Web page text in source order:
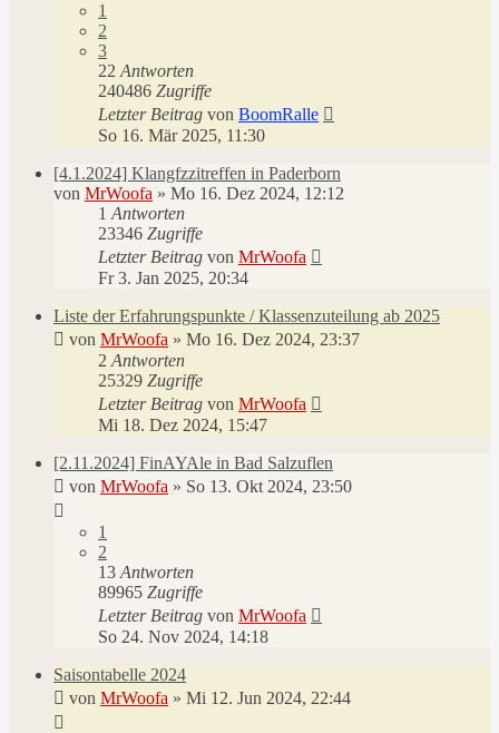
1
2
3
22 Antworten
240486 Zugriffe
Letzter Beitrag von BoomRalle
So 16. Mär 2025, 11:30
[4.1.2024] Klangfzzitreffen in Paderborn
von MrWoofa » Mo 16. Dez 2024, 12:12
1 Antworten
23346 Zugriffe
Letzter Beitrag von MrWoofa
Fr 3. Jan 2025, 20:34
Liste der Erfahrungspunkte / Klassenzuteilung ab 2025
von MrWoofa » Mo 16. Dez 2024, 23:37
2 Antworten
25329 Zugriffe
Letzter Beitrag von MrWoofa
Mi 18. Dez 2024, 15:47
[2.11.2024] FinAYAle in Bad Salzuflen
von MrWoofa » So 13. Okt 2024, 23:50
1
2
13 Antworten
89965 Zugriffe
Letzter Beitrag von MrWoofa
So 24. Nov 2024, 14:18
Saisontabelle 2024
von MrWoofa » Mi 12. Jun 2024, 22:44